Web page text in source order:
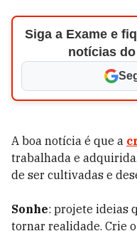
Siga a Exame e
notícias
A boa notícia é que a
trabalhada e
de ser cultivadas e
Sonhe: projete ideias
tornar realidade. Crie